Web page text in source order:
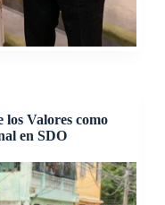
los Valores como
en SDO